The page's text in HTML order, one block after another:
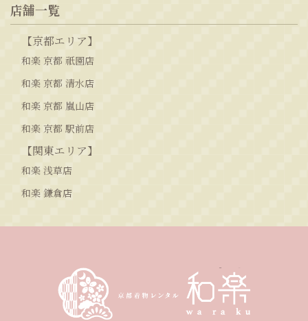
店舗一覧
【京都エリア】
和楽 京都 祇園店
和楽 京都 清水店
和楽 京都 嵐山店
和楽 京都 駅前店
【関東エリア】
和楽 浅草店
和楽 鎌倉店